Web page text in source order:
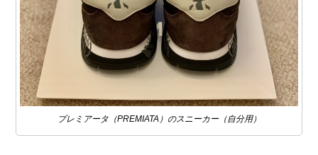
プレミアータ（PREMIATA）のスニーカー（自分用）